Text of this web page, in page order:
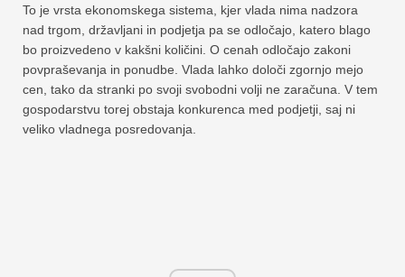
To je vrsta ekonomskega sistema, kjer vlada nima nadzora
nad trgom, državljani in podjetja pa se odločajo, katero blago
bo proizvedeno v kakšni količini. O cenah odločajo zakoni
povpraševanja in ponudbe. Vlada lahko določi zgornjo mejo
cen, tako da stranki po svoji svobodni volji ne zaračuna. V tem
gospodarstvu torej obstaja konkurenca med podjetji, saj ni
veliko vladnega posredovanja.